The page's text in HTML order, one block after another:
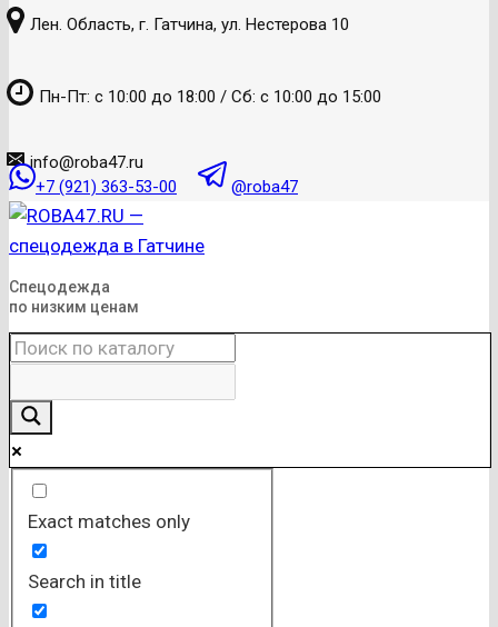
к
Лен. Область, г. Гатчина, ул. Нестерова 10
Пн-Пт: с 10:00 до 18:00 / Сб: с 10:00 до 15:00
info@roba47.ru
+7 (921) 363-53-00
@roba47
Спецодежда
по низким ценам
Exact matches only
Search in title